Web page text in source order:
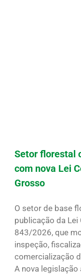
Setor florestal
com nova Lei
Grosso
O setor de base
publicação da Lei
843/2026, que
inspeção,
comercialização
A nova